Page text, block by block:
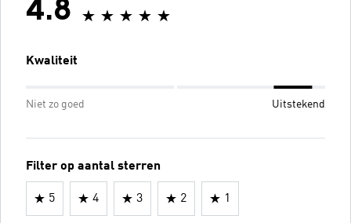
4.8
Kwaliteit
Niet zo goed Uitstekend
Filter op aantal sterren
5 4 3 2 1